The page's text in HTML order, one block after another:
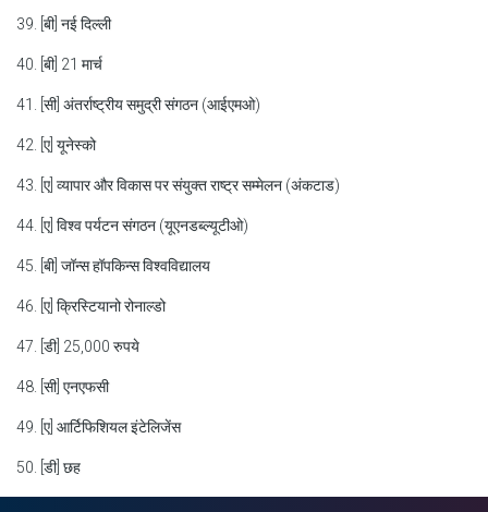
39. [बी] नई दिल्ली
40. [बी] 21 मार्च
41. [सी] अंतर्राष्ट्रीय समुद्री संगठन (आईएमओ)
42. [ए] यूनेस्को
43. [ए] व्यापार और विकास पर संयुक्त राष्ट्र सम्मेलन (अंकटाड)
44. [ए] विश्व पर्यटन संगठन (यूएनडब्ल्यूटीओ)
45. [बी] जॉन्स हॉपकिन्स विश्वविद्यालय
46. [ए] क्रिस्टियानो रोनाल्डो
47. [डी] 25,000 रुपये
48. [सी] एनएफसी
49. [ए] आर्टिफिशियल इंटेलिजेंस
50. [डी] छह